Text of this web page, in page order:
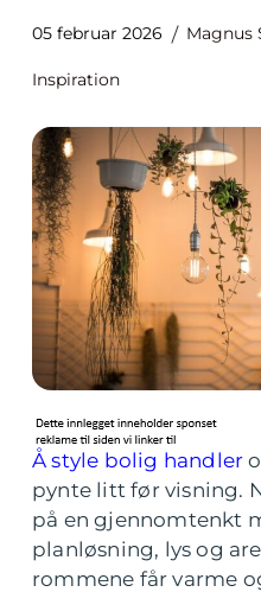
05 februar 2026 Magnus
Inspiration
Å style bolig handler
pynte litt før visning.
på en gjennomtenkt
planløsning, lys og
rommene får varme